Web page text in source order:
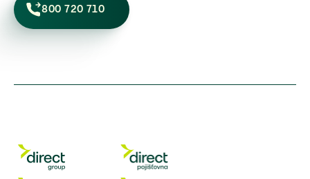
800 720 710